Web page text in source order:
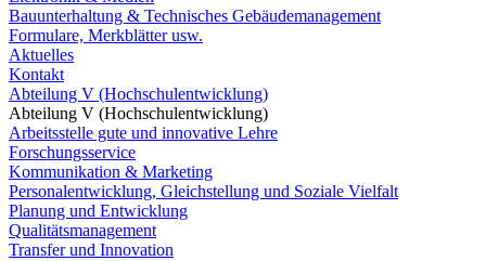
Bauunterhaltung & Technisches Gebäudemanagement
Formulare, Merkblätter usw.
Aktuelles
Kontakt
Abteilung V (Hochschulentwicklung)
Abteilung V (Hochschulentwicklung)
Arbeitsstelle gute und innovative Lehre
Forschungsservice
Kommunikation & Marketing
Personalentwicklung, Gleichstellung und Soziale Vielfalt
Planung und Entwicklung
Qualitätsmanagement
Transfer und Innovation